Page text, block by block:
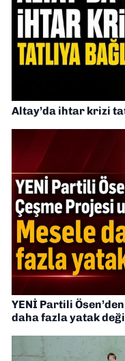
Altay’da ihtar krizi
YENİ Partili
daha fazla yatak